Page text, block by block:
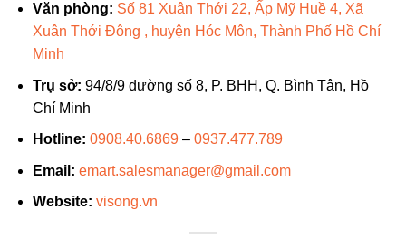
Văn phòng: Số 81 Xuân Thới 22, Ấp Mỹ Huề 4, Xã
Xuân Thới Đông , huyện Hóc Môn, Thành Phố Hồ Chí
Minh
Trụ sở: 94/8/9 đường số 8, P. BHH, Q. Bình Tân, Hồ
Chí Minh
Hotline: 0908.40.6869– 0937.477.789
Email: emart.salesmanager@gmail.com
Website: visong.vn